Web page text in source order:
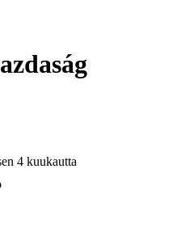
4 kuukautta